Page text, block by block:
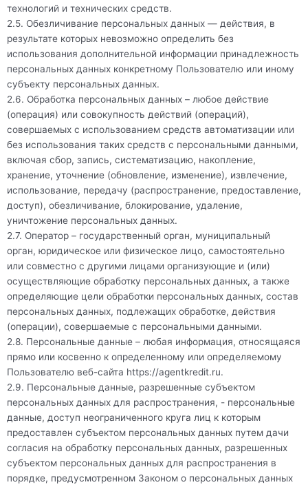
технологий и технических средств.
2.5. Обезличивание персональных данных — действия, в
результате которых невозможно определить без
использования дополнительной информации принадлежность
персональных данных конкретному Пользователю или иному
субъекту персональных данных.
2.6. Обработка персональных данных – любое действие
(операция) или совокупность действий (операций),
совершаемых с использованием средств автоматизации или
без использования таких средств с персональными данными,
включая сбор, запись, систематизацию, накопление,
хранение, уточнение (обновление, изменение), извлечение,
использование, передачу (распространение, предоставление,
доступ), обезличивание, блокирование, удаление,
уничтожение персональных данных.
2.7. Оператор – государственный орган, муниципальный
орган, юридическое или физическое лицо, самостоятельно
или совместно с другими лицами организующие и (или)
осуществляющие обработку персональных данных, а также
определяющие цели обработки персональных данных, состав
персональных данных, подлежащих обработке, действия
(операции), совершаемые с персональными данными.
2.8. Персональные данные – любая информация, относящаяся
прямо или косвенно к определенному или определяемому
Пользователю веб-сайта https://agentkredit.ru.
2.9. Персональные данные, разрешенные субъектом
персональных данных для распространения, - персональные
данные, доступ неограниченного круга лиц к которым
предоставлен субъектом персональных данных путем дачи
согласия на обработку персональных данных, разрешенных
субъектом персональных данных для распространения в
порядке, предусмотренном Законом о персональных данных